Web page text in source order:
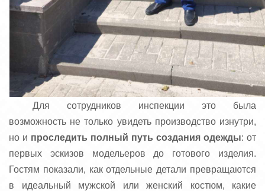
Для сотрудников инспекции это была
возможность не только увидеть производство изнутри,
но и проследить полный путь создания одежды: от
первых эскизов модельеров до готового изделия.
Гостям показали, как отдельные детали превращаются
в идеальный мужской или женский костюм, какие